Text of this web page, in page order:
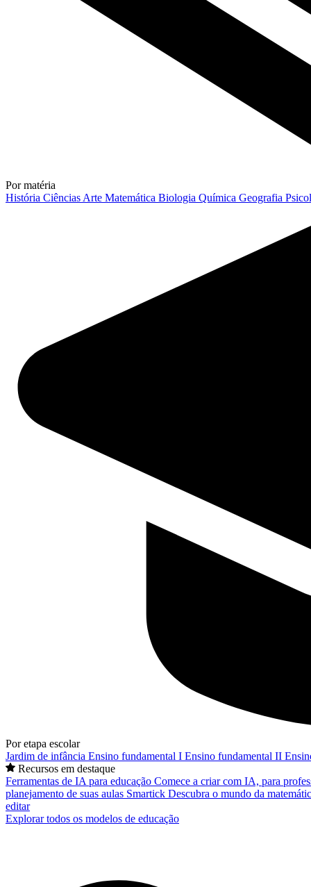
Por matéria
História Ciências Arte Matemática Biologia Química Geografia
Por etapa escolar
Jardim de infância Ensino fundamental I Ensino fundamental II
Recursos em destaque
Ferramentas de IA para educação Comece a criar com IA, para
planejamento de suas aulas Smartick Descubra o mundo da
editar
Explorar todos os modelos de educação